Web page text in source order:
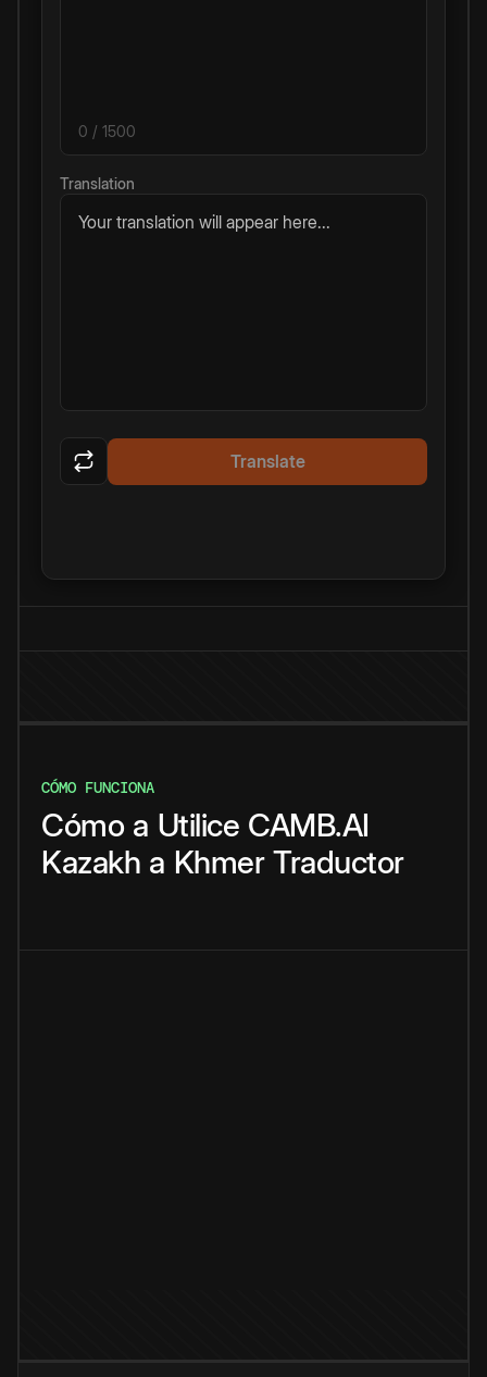
0 / 1500
Translation
Your translation will appear here...
Translate
CÓMO FUNCIONA
Cómo a Utilice CAMB.AI
Kazakh a Khmer Traductor